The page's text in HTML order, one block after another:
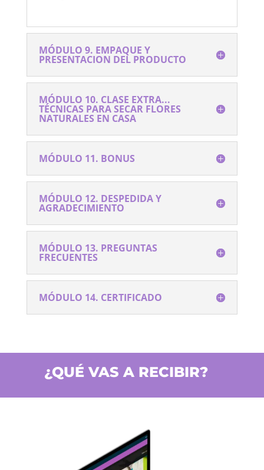
MÓDULO 9. EMPAQUE Y
PRESENTACION DEL PRODUCTO
MÓDULO 10. CLASE EXTRA...
TÉCNICAS PARA SECAR FLORES
NATURALES EN CASA
MÓDULO 11. BONUS
MÓDULO 12. DESPEDIDA Y
AGRADECIMIENTO
MÓDULO 13. PREGUNTAS
FRECUENTES
MÓDULO 14. CERTIFICADO
¿QUÉ VAS A RECIBIR?